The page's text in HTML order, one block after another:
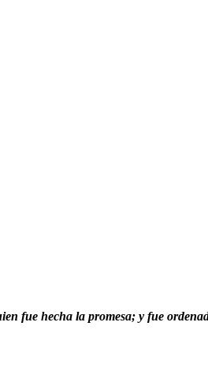
fue hecha la promesa; y fue